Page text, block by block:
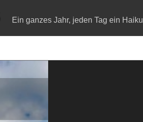
Ein ganzes Jahr, jeden Tag ein Haiku